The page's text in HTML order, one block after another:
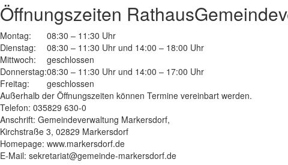
Öffnungszeiten Rathaus
Montag:
08:30 – 11:30 Uhr
Dienstag:
08:30 – 11:30 Uhr und 14:00 – 18:00 Uhr
Mittwoch:
geschlossen
Donnerstag:08:30 – 11:30 Uhr und 14:00 – 17:00 Uhr
Freitag:
geschlossen
Außerhalb der Öffnungszeiten können Termine vereinbart werden.
Telefon: 035829 630-0
Anschrift: Gemeindeverwaltung Markersdorf,
Kirchstraße 3, 02829 Markersdorf
Homepage: www.markersdorf.de
E-Mail: sekretariat@gemeinde-markersdorf.de